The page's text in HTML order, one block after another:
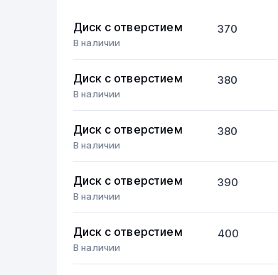
Диск с отверстием
В наличии
370
Диск с отверстием
В наличии
380
Диск с отверстием
В наличии
380
Диск с отверстием
В наличии
390
Диск с отверстием
В наличии
400